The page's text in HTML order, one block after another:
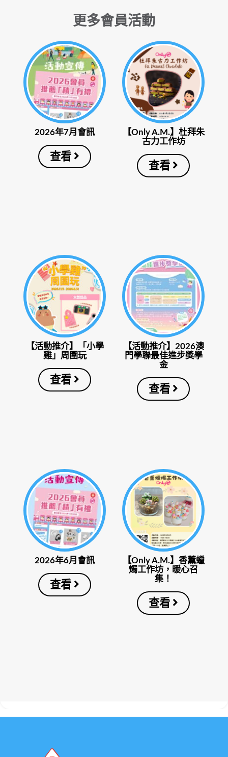
更多會員活動
2026年7月會訊
查看
【Only A.M.】杜拜朱
古力工作坊
查看
【活動推介】「小學
雞」周圍玩
查看
【活動推介】2026澳
門學聯最佳進步獎學
金
查看
2026年6月會訊
查看
【Only A.M.】香薰蠟
燭工作坊，暖心召
集！
查看